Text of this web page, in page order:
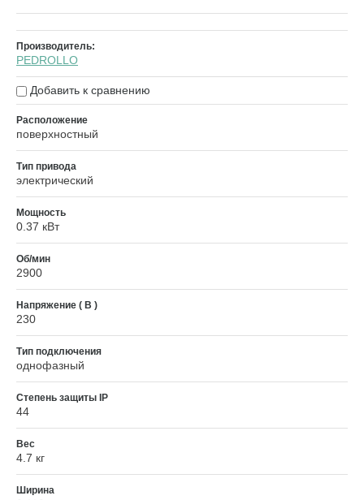
Производитель:
PEDROLLO
Добавить к сравнению
Расположение
поверхностный
Тип привода
электрический
Мощность
0.37 кВт
Об/мин
2900
Напряжение ( В )
230
Тип подключения
однофазный
Степень защиты IP
44
Вес
4.7 кг
Ширина